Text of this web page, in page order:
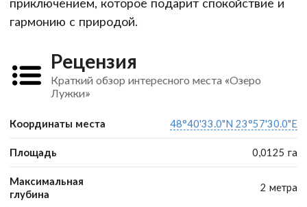
гармонию с природой.
Рецензия
Краткий обзор интересного места «Озеро
Лужки»
Координаты места 48°40'33.0"N 23°57'30.0"E
Площадь 0,0125 га
Максимальная
глубина
2 метра